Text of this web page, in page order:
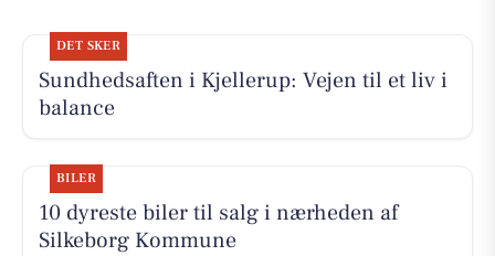
DET SKER
Sundhedsaften i Kjellerup: Vejen til et liv i
balance
BILER
10 dyreste biler til salg i nærheden af
Silkeborg Kommune